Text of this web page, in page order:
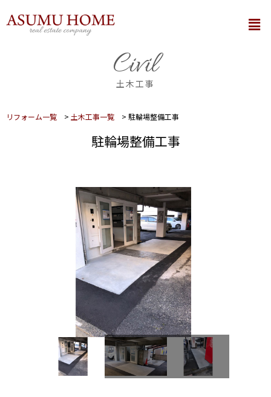
容
メ
ニ
Civil
土木工事
リフォーム一覧 > 土木工事一覧 > 駐輪場整備工事
駐輪場整備工事